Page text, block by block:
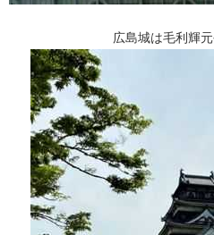
広島城は毛利輝